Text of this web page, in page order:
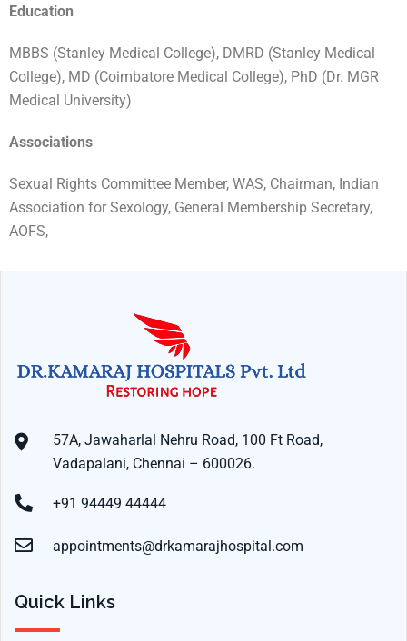
Education
MBBS (Stanley Medical College), DMRD (Stanley Medical
College), MD (Coimbatore Medical College), PhD (Dr. MGR
Medical University)
Associations
Sexual Rights Committee Member, WAS, Chairman, Indian
Association for Sexology, General Membership Secretary,
AOFS,
57A, Jawaharlal Nehru Road, 100 Ft Road,
Vadapalani, Chennai – 600026.
+91 94449 44444
appointments@drkamarajhospital.com
Quick Links